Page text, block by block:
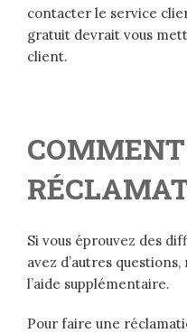
contacter le service
gratuit devrait vous
client.
Si vous éprouvez des
avez d’autres
l’aide supplémentaire.
Pour faire une